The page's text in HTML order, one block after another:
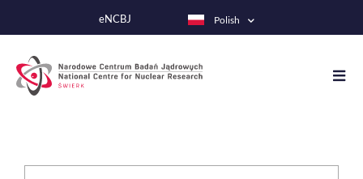
do
eNCBJ Polish